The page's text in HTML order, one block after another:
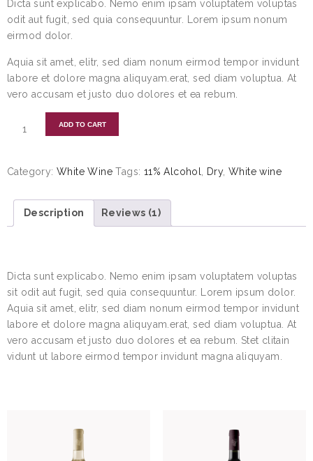
Dicta sunt explicabo. Nemo enim ipsam voluptatem voluptas
odit aut fugit, sed quia consequuntur. Lorem ipsum nonum
eirmod dolor.
Aquia sit amet, elitr, sed diam nonum eirmod tempor invidunt
labore et dolore magna aliquyam.erat, sed diam voluptua. At
vero accusam et justo duo dolores et ea rebum.
ADD TO CART
Category:White Wine Tags: 11% Alcohol Dry,White wine
Description Reviews (1)
Dicta sunt explicabo. Nemo enim ipsam voluptatem voluptas
sit odit aut fugit, sed quia consequuntur. Lorem ipsum dolor.
Aquia sit amet, elitr, sed diam nonum eirmod tempor invidunt
labore et dolore magna aliquyam.erat, sed diam voluptua. At
vero accusam et justo duo dolores et ea rebum. Stet clitain
vidunt ut labore eirmod tempor invidunt magna aliquyam.